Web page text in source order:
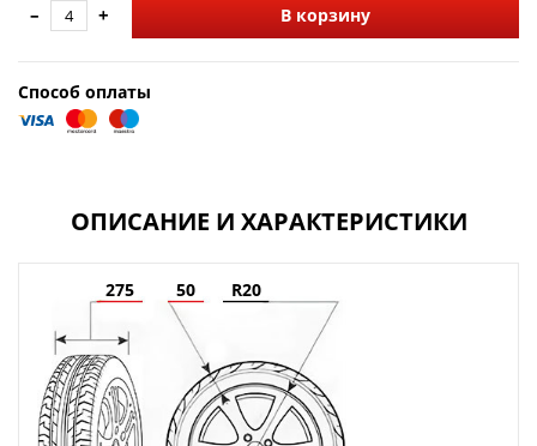
– + В корзину
Способ оплаты
ОПИСАНИЕ И ХАРАКТЕРИСТИКИ
275 50 R20